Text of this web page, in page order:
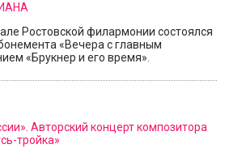
Ростовской филармонии состоялся
«Вечера с главным
«Брукнер и его время».
Авторский концерт композитора
тройка»